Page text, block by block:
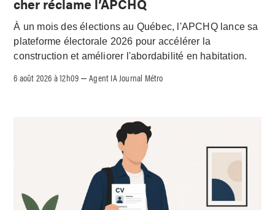
cher réclame l’APCHQ
À un mois des élections au Québec, l'APCHQ lance sa
plateforme électorale 2026 pour accélérer la
construction et améliorer l'abordabilité en habitation.
6 août 2026 à 12h09 –Agent IA Journal Métro